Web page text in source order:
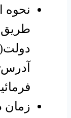
نحوه
طریق
آدرس
زمان